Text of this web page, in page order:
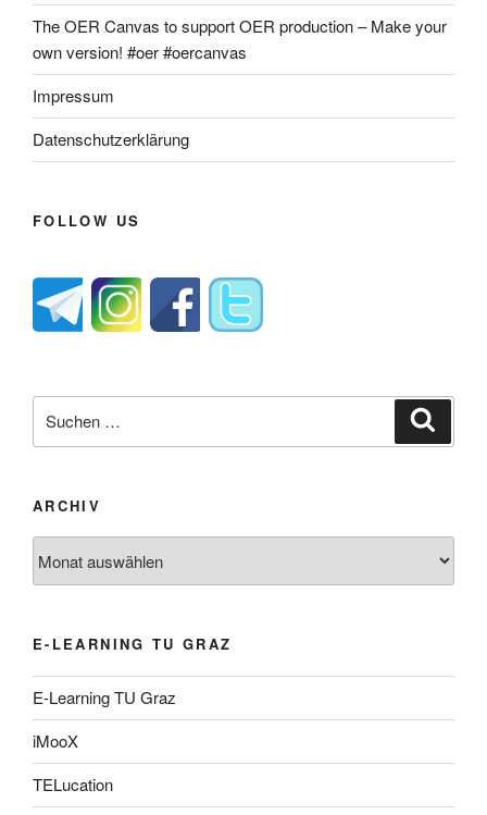
The OER Canvas to support OER production – Make your
own version! #oer #oercanvas
Impressum
Datenschutzerklärung
FOLLOW US
nach:
ARCHIV
E-LEARNING TU GRAZ
E-Learning TU Graz
iMooX
TELucation